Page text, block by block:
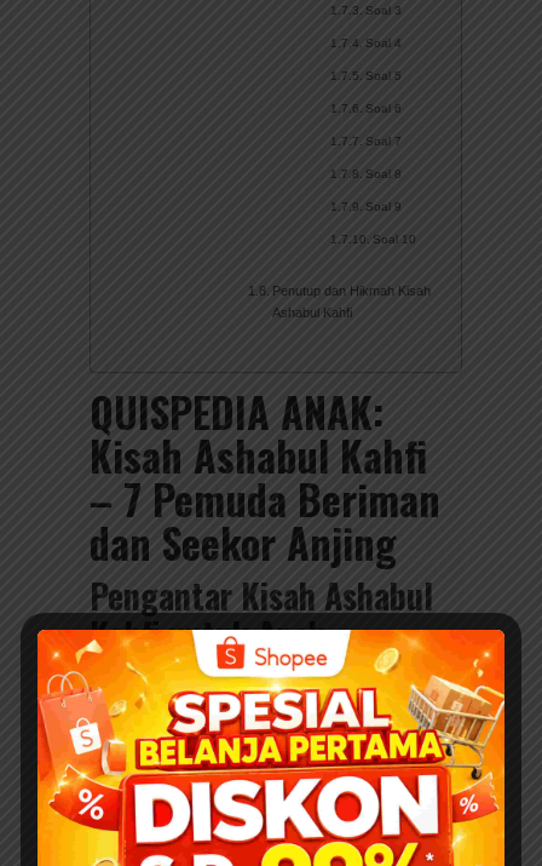
Soal 3
Soal 4
Soal 5
Soal 6
Soal 7
Soal 8
Soal 9
Soal 10
Penutup dan Hikmah Kisah
Ashabul Kahfi
QUISPEDIA ANAK:
Kisah Ashabul Kahfi
– 7 Pemuda Beriman
dan Seekor Anjing
Pengantar Kisah Ashabul
Kahfi untuk Anak
Hai anak-anak sholeh dan sholehah! Hari ini
kita akan belajar tentang salah satu kisah
paling menakjubkan dalam Al-Quran. Kisah ini
menceritakan tentang tujuh pemuda yang
sangat beriman kepada Allah SWT dan seekor
anjing setia mereka. Mereka dikenal dengan
namaAshabul Kahfiyang artinya “penghuni